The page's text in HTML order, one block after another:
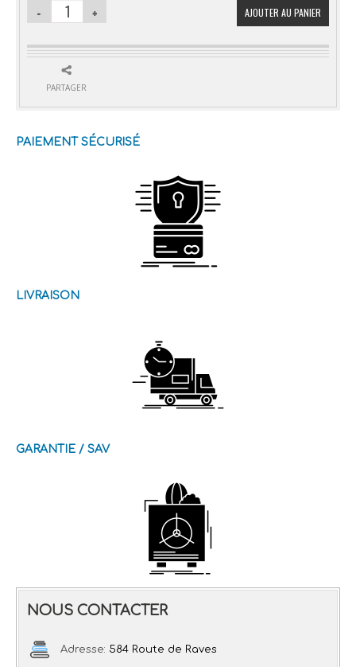
AJOUTER AU PANIER
PARTAGER
PAIEMENT SÉCURISÉ
LIVRAISON
GARANTIE / SAV
NOUS CONTACTER
Adresse: 584 Route de Raves